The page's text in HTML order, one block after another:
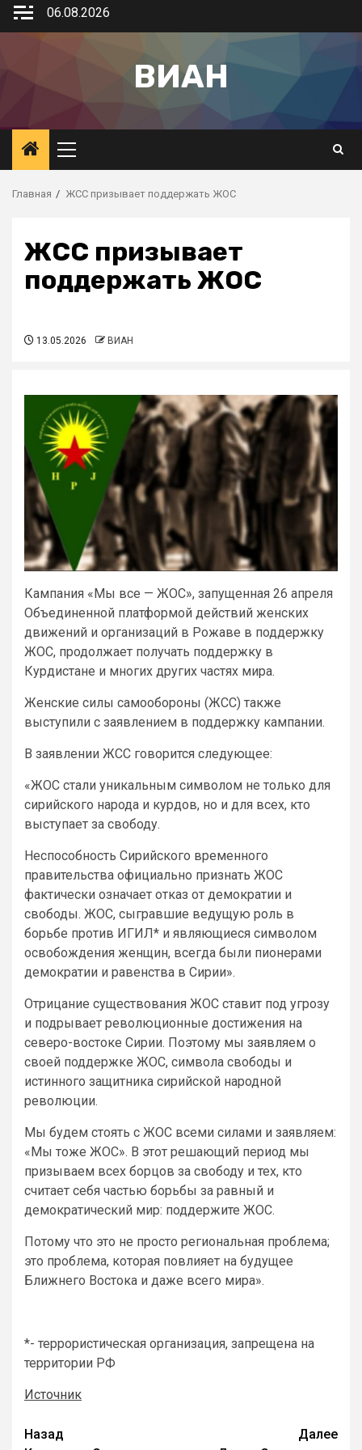
06.08.2026
ВИАН
Главная ЖСС призывает поддержать ЖОС
ЖСС призывает
поддержать ЖОС
13.05.2026 ВИАН
Кампания «Мы все — ЖОС», запущенная 26 апреля
Объединенной платформой действий женских
движений и организаций в Рожаве в поддержку
ЖОС, продолжает получать поддержку в
Курдистане и многих других частях мира.
Женские силы самообороны (ЖСС) также
выступили с заявлением в поддержку кампании.
В заявлении ЖСС говорится следующее:
«ЖОС стали уникальным символом не только для
сирийского народа и курдов, но и для всех, кто
выступает за свободу.
Неспособность Сирийского временного
правительства официально признать ЖОС
фактически означает отказ от демократии и
свободы. ЖОС, сыгравшие ведущую роль в
борьбе против ИГИЛ* и являющиеся символом
освобождения женщин, всегда были пионерами
демократии и равенства в Сирии».
Отрицание существования ЖОС ставит под угрозу
и подрывает революционные достижения на
северо-востоке Сирии. Поэтому мы заявляем о
своей поддержке ЖОС, символа свободы и
истинного защитника сирийской народной
революции.
Мы будем стоять с ЖОС всеми силами и заявляем:
«Мы тоже ЖОС». В этот решающий период мы
призываем всех борцов за свободу и тех, кто
считает себя частью борьбы за равный и
демократический мир: поддержите ЖОС.
Потому что это не просто региональная проблема;
это проблема, которая повлияет на будущее
Ближнего Востока и даже всего мира».
*- террористическая организация, запрещена на
территории РФ
Источник
Назад
Далее